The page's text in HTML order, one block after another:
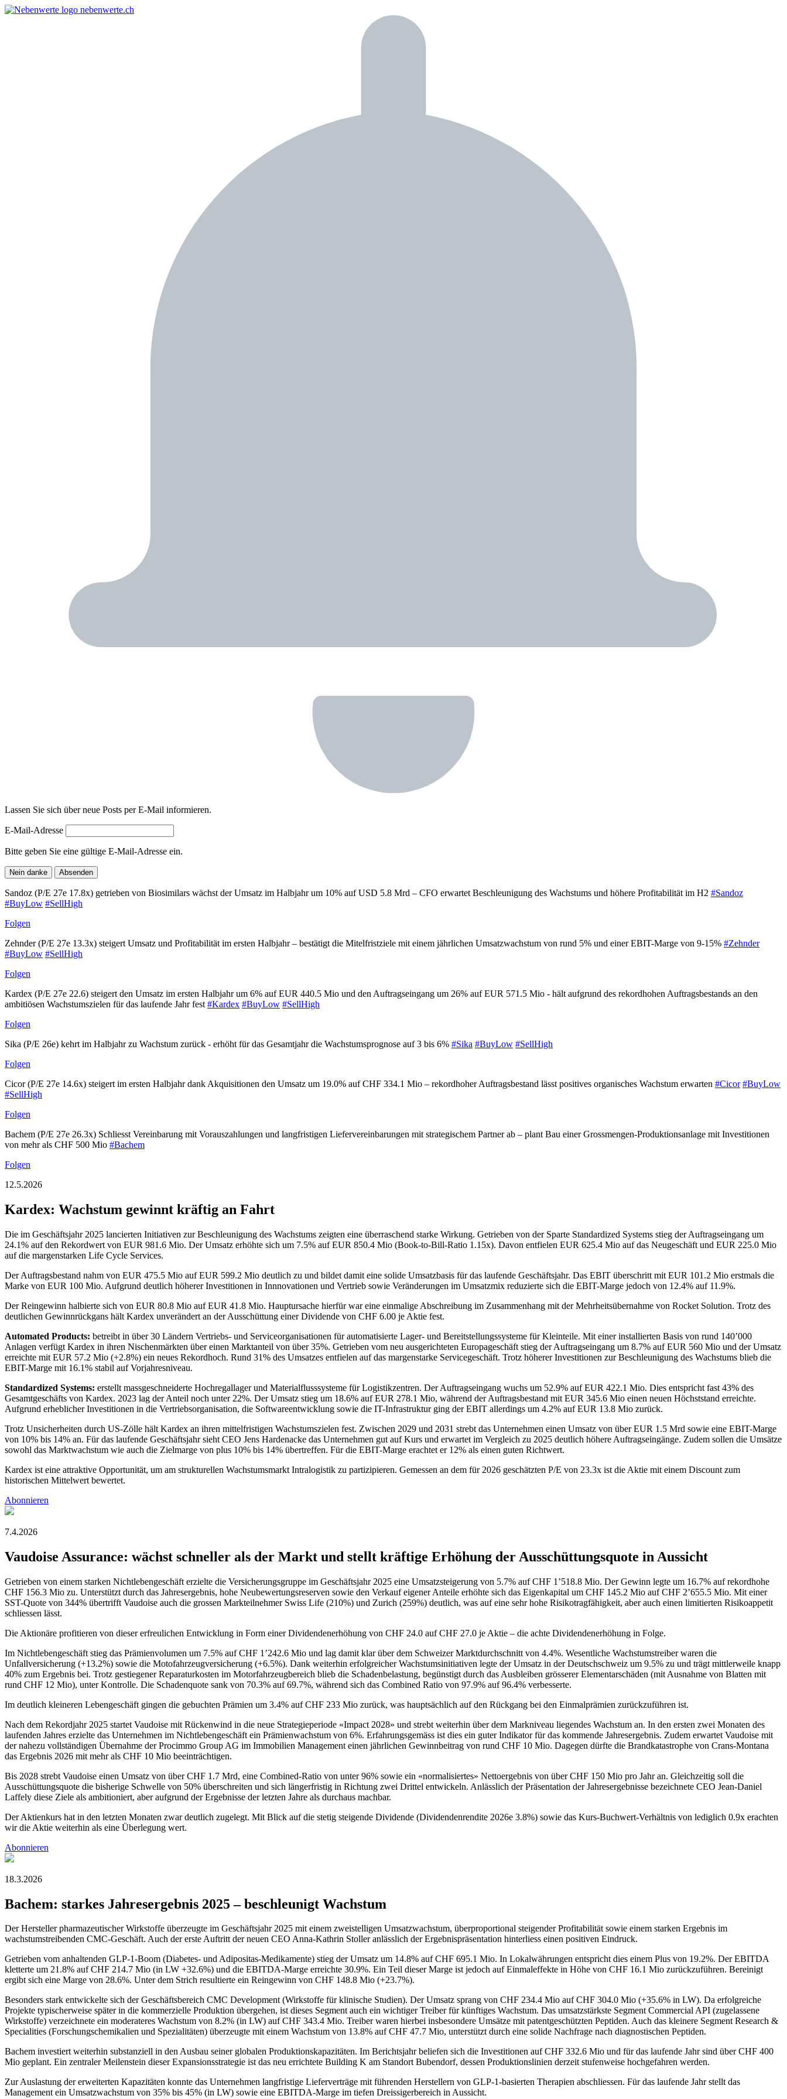
nebenwerte.ch
Lassen Sie sich über neue Posts per E-Mail informieren.
E-Mail-Adresse
Bitte geben Sie eine gültige E-Mail-Adresse ein.
Nein danke Absenden
Sandoz (P/E 27e 17.8x) getrieben von Biosimilars wächst der Umsatz im Halbjahr um 10% auf USD 5.8 Mrd – CFO erwartet Beschleunigung des Wachstums und höhere Profitabilität im H2 #Sandoz
#BuyLow #SellHigh
Folgen
Zehnder (P/E 27e 13.3x) steigert Umsatz und Profitabilität im ersten Halbjahr – bestätigt die Mitelfristziele mit einem jährlichen Umsatzwachstum von rund 5% und einer EBIT-Marge von 9-15% #Zehnder
#BuyLow #SellHigh
Folgen
Kardex (P/E 27e 22.6) steigert den Umsatz im ersten Halbjahr um 6% auf EUR 440.5 Mio und den Auftragseingang um 26% auf EUR 571.5 Mio - hält aufgrund des rekordhohen Auftragsbestands an den
ambitiösen Wachstumszielen für das laufende Jahr fest #Kardex #BuyLow #SellHigh
Folgen
Sika (P/E 26e) kehrt im Halbjahr zu Wachstum zurück - erhöht für das Gesamtjahr die Wachstumsprognose auf 3 bis 6% #Sika #BuyLow #SellHigh
Folgen
Cicor (P/E 27e 14.6x) steigert im ersten Halbjahr dank Akquisitionen den Umsatz um 19.0% auf CHF 334.1 Mio – rekordhoher Auftragsbestand lässt positives organisches Wachstum erwarten #Cicor #BuyLow
#SellHigh
Folgen
Bachem (P/E 27e 26.3x) Schliesst Vereinbarung mit Vorauszahlungen und langfristigen Liefervereinbarungen mit strategischem Partner ab – plant Bau einer Grossmengen-Produktionsanlage mit Investitionen
von mehr als CHF 500 Mio #Bachem
Folgen
12.5.2026
Kardex: Wachstum gewinnt kräftig an Fahrt
Die im Geschäftsjahr 2025 lancierten Initiativen zur Beschleunigung des Wachstums zeigten eine überraschend starke Wirkung. Getrieben von der Sparte Standardized Systems stieg der Auftragseingang um
24.1% auf den Rekordwert von EUR 981.6 Mio. Der Umsatz erhöhte sich um 7.5% auf EUR 850.4 Mio (Book-to-Bill-Ratio 1.15x). Davon entfielen EUR 625.4 Mio auf das Neugeschäft und EUR 225.0 Mio
auf die margenstarken Life Cycle Services.
Der Auftragsbestand nahm von EUR 475.5 Mio auf EUR 599.2 Mio deutlich zu und bildet damit eine solide Umsatzbasis für das laufende Geschäftsjahr. Das EBIT überschritt mit EUR 101.2 Mio erstmals die
Marke von EUR 100 Mio. Aufgrund deutlich höherer Investitionen in Innnovationen und Vertrieb sowie Veränderungen im Umsatzmix reduzierte sich die EBIT-Marge jedoch von 12.4% auf 11.9%.
Der Reingewinn halbierte sich von EUR 80.8 Mio auf EUR 41.8 Mio. Hauptursache hierfür war eine einmalige Abschreibung im Zusammenhang mit der Mehrheitsübernahme von Rocket Solution. Trotz des
deutlichen Gewinnrückgans hält Kardex unverändert an der Ausschüttung einer Dividende von CHF 6.00 je Aktie fest.
Automated Products: betreibt in über 30 Ländern Vertriebs- und Serviceorganisationen für automatisierte Lager- und Bereitstellungssysteme für Kleinteile. Mit einer installierten Basis von rund 140’000
Anlagen verfügt Kardex in ihren Nischenmärkten über einen Marktanteil von über 35%. Getrieben vom neu ausgerichteten Europageschäft stieg der Auftragseingang um 8.7% auf EUR 560 Mio und der Umsatz
erreichte mit EUR 57.2 Mio (+2.8%) ein neues Rekordhoch. Rund 31% des Umsatzes entfielen auf das margenstarke Servicegeschäft. Trotz höherer Investitionen zur Beschleunigung des Wachstums blieb die
EBIT-Marge mit 16.1% stabil auf Vorjahresniveau.
Standardized Systems: erstellt massgeschneiderte Hochregallager und Materialflusssysteme für Logistikzentren. Der Auftragseingang wuchs um 52.9% auf EUR 422.1 Mio. Dies entspricht fast 43% des
Gesamtgeschäfts von Kardex. 2023 lag der Anteil noch unter 22%. Der Umsatz stieg um 18.6% auf EUR 278.1 Mio, während der Auftragsbestand mit EUR 345.6 Mio einen neuen Höchststand erreichte.
Aufgrund erheblicher Investitionen in die Vertriebsorganisation, die Softwareentwicklung sowie die IT-Infrastruktur ging der EBIT allerdings um 4.2% auf EUR 13.8 Mio zurück.
Trotz Unsicherheiten durch US-Zölle hält Kardex an ihren mittelfristigen Wachstumszielen fest. Zwischen 2029 und 2031 strebt das Unternehmen einen Umsatz von über EUR 1.5 Mrd sowie eine EBIT-Marge
von 10% bis 14% an. Für das laufende Geschäftsjahr sieht CEO Jens Hardenacke das Unternehmen gut auf Kurs und erwartet im Vergleich zu 2025 deutlich höhere Auftragseingänge. Zudem sollen die Umsätze
sowohl das Marktwachstum wie auch die Zielmarge von plus 10% bis 14% übertreffen. Für die EBIT-Marge erachtet er 12% als einen guten Richtwert.
Kardex ist eine attraktive Opportunität, um am strukturellen Wachstumsmarkt Intralogistik zu partizipieren. Gemessen an dem für 2026 geschätzten P/E von 23.3x ist die Aktie mit einem Discount zum
historischen Mittelwert bewertet.
Abonnieren
7.4.2026
Vaudoise Assurance: wächst schneller als der Markt und stellt kräftige Erhöhung der Ausschüttungsquote in Aussicht
Getrieben von einem starken Nichtlebengeschäft erzielte die Versicherungsgruppe im Geschäftsjahr 2025 eine Umsatzsteigerung von 5.7% auf CHF 1’518.8 Mio. Der Gewinn legte um 16.7% auf rekordhohe
CHF 156.3 Mio zu. Unterstützt durch das Jahresergebnis, hohe Neubewertungsreserven sowie den Verkauf eigener Anteile erhöhte sich das Eigenkapital um CHF 145.2 Mio auf CHF 2’655.5 Mio. Mit einer
SST-Quote von 344% übertrifft Vaudoise auch die grossen Markteilnehmer Swiss Life (210%) und Zurich (259%) deutlich, was auf eine sehr hohe Risikotragfähigkeit, aber auch einen limitierten Risikoappetit
schliessen lässt.
Die Aktionäre profitieren von dieser erfreulichen Entwicklung in Form einer Dividendenerhöhung von CHF 24.0 auf CHF 27.0 je Aktie – die achte Dividendenerhöhung in Folge.
Im Nichtlebengeschäft stieg das Prämienvolumen um 7.5% auf CHF 1’242.6 Mio und lag damit klar über dem Schweizer Marktdurchschnitt von 4.4%. Wesentliche Wachstumstreiber waren die
Unfallversicherung (+13.2%) sowie die Motofahrzeugversicherung (+6.5%). Dank weiterhin erfolgreicher Wachstumsinitiativen legte der Umsatz in der Deutschschweiz um 9.5% zu und trägt mittlerweile knapp
40% zum Ergebnis bei. Trotz gestiegener Reparaturkosten im Motorfahrzeugbereich blieb die Schadenbelastung, begünstigt durch das Ausbleiben grösserer Elementarschäden (mit Ausnahme von Blatten mit
rund CHF 12 Mio), unter Kontrolle. Die Schadenquote sank von 70.3% auf 69.7%, während sich das Combined Ratio von 97.9% auf 96.4% verbesserte.
Im deutlich kleineren Lebengeschäft gingen die gebuchten Prämien um 3.4% auf CHF 233 Mio zurück, was hauptsächlich auf den Rückgang bei den Einmalprämien zurückzuführen ist.
Nach dem Rekordjahr 2025 startet Vaudoise mit Rückenwind in die neue Strategieperiode «Impact 2028» und strebt weiterhin über dem Markniveau liegendes Wachstum an. In den ersten zwei Monaten des
laufenden Jahres erzielte das Unternehmen im Nichtlebengeschäft ein Prämienwachstum von 6%. Erfahrungsgemäss ist dies ein guter Indikator für das kommende Jahresergebnis. Zudem erwartet Vaudoise mit
der nahezu vollständigen Übernahme der Procimmo Group AG im Immobilien Management einen jährlichen Gewinnbeitrag von rund CHF 10 Mio. Dagegen dürfte die Brandkatastrophe von Crans-Montana
das Ergebnis 2026 mit mehr als CHF 10 Mio beeinträchtigen.
Bis 2028 strebt Vaudoise einen Umsatz von über CHF 1.7 Mrd, eine Combined-Ratio von unter 96% sowie ein «normalisiertes» Nettoergebnis von über CHF 150 Mio pro Jahr an. Gleichzeitig soll die
Ausschüttungsquote die bisherige Schwelle von 50% überschreiten und sich längerfristig in Richtung zwei Drittel entwickeln. Anlässlich der Präsentation der Jahresergebnisse bezeichnete CEO Jean-Daniel
Laffely diese Ziele als ambitioniert, aber aufgrund der Ergebnisse der letzten Jahre als durchaus machbar.
Der Aktienkurs hat in den letzten Monaten zwar deutlich zugelegt. Mit Blick auf die stetig steigende Dividende (Dividendenrendite 2026e 3.8%) sowie das Kurs-Buchwert-Verhältnis von lediglich 0.9x erachten
wir die Aktie weiterhin als eine Überlegung wert.
Abonnieren
18.3.2026
Bachem: starkes Jahresergebnis 2025 – beschleunigt Wachstum
Der Hersteller pharmazeutischer Wirkstoffe überzeugte im Geschäftsjahr 2025 mit einem zweistelligen Umsatzwachstum, überproportional steigender Profitabilität sowie einem starken Ergebnis im
wachstumstreibenden CMC-Geschäft. Auch der erste Auftritt der neuen CEO Anna-Kathrin Stoller anlässlich der Ergebnispräsentation hinterliess einen positiven Eindruck.
Getrieben vom anhaltenden GLP-1-Boom (Diabetes- und Adipositas-Medikamente) stieg der Umsatz um 14.8% auf CHF 695.1 Mio. In Lokalwährungen entspricht dies einem Plus von 19.2%. Der EBITDA
kletterte um 21.8% auf CHF 214.7 Mio (in LW +32.6%) und die EBITDA-Marge erreichte 30.9%. Ein Teil dieser Marge ist jedoch auf Einmaleffekte in Höhe von CHF 16.1 Mio zurückzuführen. Bereinigt
ergibt sich eine Marge von 28.6%. Unter dem Strich resultierte ein Reingewinn von CHF 148.8 Mio (+23.7%).
Besonders stark entwickelte sich der Geschäftsbereich CMC Development (Wirkstoffe für klinische Studien). Der Umsatz sprang von CHF 234.4 Mio auf CHF 304.0 Mio (+35.6% in LW). Da erfolgreiche
Projekte typischerweise später in die kommerzielle Produktion übergehen, ist dieses Segment auch ein wichtiger Treiber für künftiges Wachstum. Das umsatzstärkste Segment Commercial API (zugelassene
Wirkstoffe) verzeichnete ein moderateres Wachstum von 8.2% (in LW) auf CHF 343.4 Mio. Treiber waren hierbei insbesondere Umsätze mit patentgeschützten Peptiden. Auch das kleinere Segment Research &
Specialities (Forschungschemikalien und Spezialitäten) überzeugte mit einem Wachstum von 13.8% auf CHF 47.7 Mio, unterstützt durch eine solide Nachfrage nach diagnostischen Peptiden.
Bachem investiert weiterhin substanziell in den Ausbau seiner globalen Produktionskapazitäten. Im Berichtsjahr beliefen sich die Investitionen auf CHF 332.6 Mio und für das laufende Jahr sind über CHF 400
Mio geplant. Ein zentraler Meilenstein dieser Expansionsstrategie ist das neu errichtete Building K am Standort Bubendorf, dessen Produktionslinien derzeit stufenweise hochgefahren werden.
Zur Auslastung der erweiterten Kapazitäten konnte das Unternehmen langfristige Lieferverträge mit führenden Herstellern von GLP-1-basierten Therapien abschliessen. Für das laufende Jahr stellt das
Management ein Umsatzwachstum von 35% bis 45% (in LW) sowie eine EBITDA-Marge im tiefen Dreissigerbereich in Aussicht.